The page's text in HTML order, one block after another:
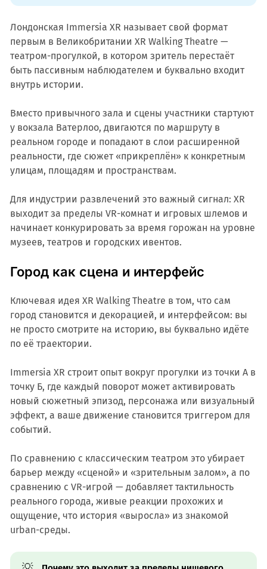
Лондонская Immersia XR называет свой формат
первым в Великобритании XR Walking Theatre —
театром-прогулкой, в котором зритель перестаёт
быть пассивным наблюдателем и буквально входит
внутрь истории.
Вместо привычного зала и сцены участники стартуют
у вокзала Ватерлоо, двигаются по маршруту в
реальном городе и попадают в слои расширенной
реальности, где сюжет «прикреплён» к конкретным
улицам, площадям и пространствам.
Для индустрии развлечений это важный сигнал: XR
выходит за пределы VR-комнат и игровых шлемов и
начинает конкурировать за время горожан на уровне
музеев, театров и городских ивентов.
Город как сцена и интерфейс
Ключевая идея XR Walking Theatre в том, что сам
город становится и декорацией, и интерфейсом: вы
не просто смотрите на историю, вы буквально идёте
по её траектории.
Immersia XR строит опыт вокруг прогулки из точки А в
точку Б, где каждый поворот может активировать
новый сюжетный эпизод, персонажа или визуальный
эффект, а ваше движение становится триггером для
событий.
По сравнению с классическим театром это убирает
барьер между «сценой» и «зрительным залом», а по
сравнению с VR-игрой — добавляет тактильность
реального города, живые реакции прохожих и
ощущение, что история «выросла» из знакомой
urban-среды.